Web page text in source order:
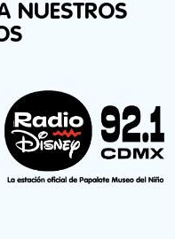
NUESTROS